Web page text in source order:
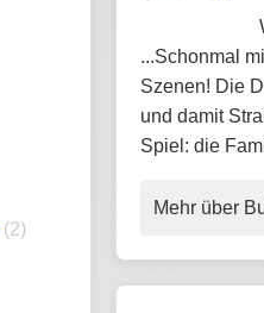
(2)
...Schonmal
Szenen! Die
und damit
Spiel: die
Mehr über